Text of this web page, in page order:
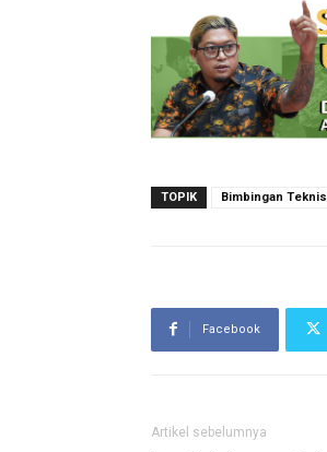
TOPIK Bimbingan Teknis
Facebook
Artikel sebelumnya